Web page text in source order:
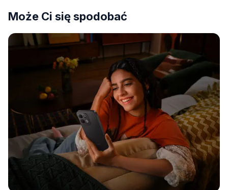
Może Ci się spodobać